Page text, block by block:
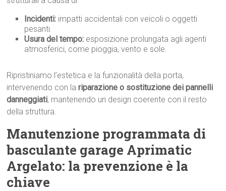
Incidenti: impatti accidentali con veicoli o oggetti
pesanti.
Usura del tempo: esposizione prolungata agli agenti
atmosferici, come pioggia, vento e sole.
Ripristiniamo l’estetica e la funzionalità della porta,
intervenendo con lariparazione o sostituzione dei pannelli
danneggiati, mantenendo un design coerente con il resto
della struttura.
Manutenzione programmata di
basculante garage Aprimatic
Argelato: la prevenzione è la
chiave